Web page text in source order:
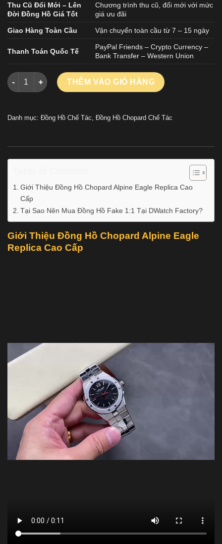
Thu Cũ Đổi Mới – Lên
Đời Đồng Hồ Giá Tốt
Chương trình thu cũ, đổi mới với mức
giá ưu đãi
Giao Hàng Toàn Cầu Vận chuyển toàn cầu từ 7 – 15 ngày
Thanh Toán Quốc Tế
PayPal Friends – Crypto Currency –
Bank Transfer – Western Union
Đồng Hồ Chopard Alpine Eagle Replica Cao Cấp Mặt Đen Nhà
THÊM VÀO GIỎ HÀNG
Danh mục: Đồng Hồ Chế Tác Đồng Hồ Chopard Chế Tác
Giới Thiệu Đồng Hồ Chopard Alpine Eagle Replica Cao
Cấp
Tại Sao Nên Mua Đồng Hồ Fake 1:1 Tại DWatch Factory?
Giới Thiệu Đồng Hồ Chopard Alpine Eagle
Replica Cao Cấp